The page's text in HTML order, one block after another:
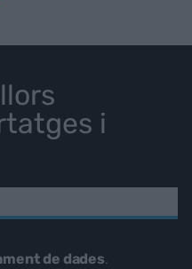
i
de dades.